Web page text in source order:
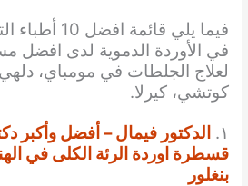
فيما يلي
في الأوردة الدموية لدى افضل
لعلاج الجلطات في مومباي،
كوتشي، كيرلا.
١.
الدكتور فيمال – أفضل وأكبر
قسطرة اوردة الرئة الكلى في
بنغلور